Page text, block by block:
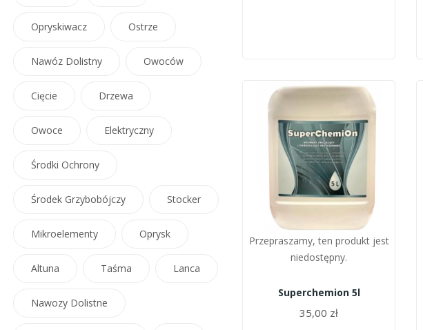
Opryskiwacz Ostrze
Nawóz Dolistny Owoców
Cięcie Drzewa
Owoce Elektryczny
Środki Ochrony
Środek Grzybobójczy Stocker
Mikroelementy Oprysk
Altuna Taśma Lanca
Nawozy Dolistne
Przepraszamy, ten produkt jest
niedostępny.
Superchemion 5l
35,00 zł